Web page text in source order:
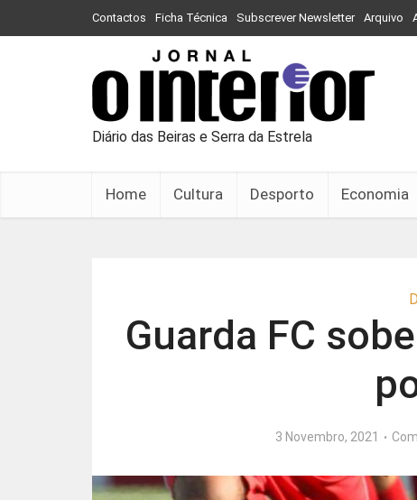
Contactos Ficha Técnica Subscrever Newsletter Arquivo
Diário das Beiras e Serra da Estrela
Home Cultura Desporto Economia
Guarda FC
3 Novembro, 2021